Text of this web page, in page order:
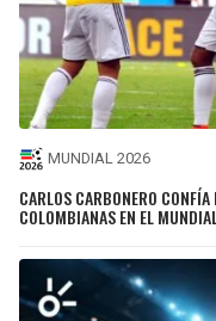
MUNDIAL 2026
CARLOS CARBONERO
COLOMBIANAS EN EL